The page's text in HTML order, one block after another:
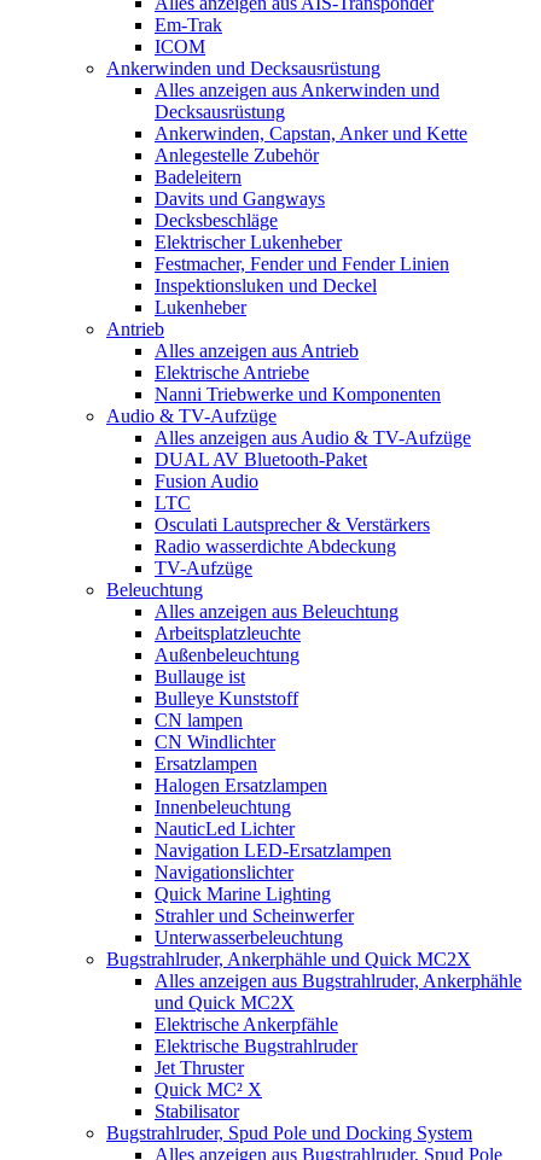
Em-Trak
ICOM
Ankerwinden und Decksausrüstung
Alles anzeigen aus Ankerwinden und
Decksausrüstung
Ankerwinden, Capstan, Anker und Kette
Anlegestelle Zubehör
Badeleitern
Davits und Gangways
Decksbeschläge
Elektrischer Lukenheber
Festmacher, Fender und Fender Linien
Inspektionsluken und Deckel
Lukenheber
Antrieb
Alles anzeigen aus Antrieb
Elektrische Antriebe
Nanni Triebwerke und Komponenten
Audio & TV-Aufzüge
Alles anzeigen aus Audio & TV-Aufzüge
DUAL AV Bluetooth-Paket
Fusion Audio
LTC
Osculati Lautsprecher & Verstärkers
Radio wasserdichte Abdeckung
TV-Aufzüge
Beleuchtung
Alles anzeigen aus Beleuchtung
Arbeitsplatzleuchte
Außenbeleuchtung
Bullauge ist
Bulleye Kunststoff
CN lampen
CN Windlichter
Ersatzlampen
Halogen Ersatzlampen
Innenbeleuchtung
NauticLed Lichter
Navigation LED-Ersatzlampen
Navigationslichter
Quick Marine Lighting
Strahler und Scheinwerfer
Unterwasserbeleuchtung
Bugstrahlruder, Ankerphähle und Quick MC2X
Alles anzeigen aus Bugstrahlruder, Ankerphähle
und Quick MC2X
Elektrische Ankerpfähle
Elektrische Bugstrahlruder
Jet Thruster
Quick MC² X
Stabilisator
Bugstrahlruder, Spud Pole und Docking System
Alles anzeigen aus Bugstrahlruder, Spud Pole